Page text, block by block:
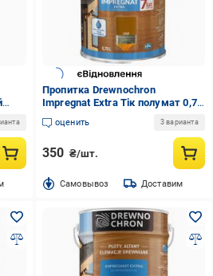
Пропитка Drewnochron
Impregnat Extra Тік полумат 0,75
л 0,81 кг
оценить 3 варианта
350 ₴/шт.
Cамовывоз Доставим